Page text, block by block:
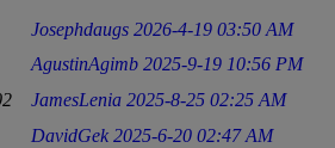
Josephdaugs 2026-4-19 03:50 AM
AgustinAgimb 2025-9-19 10:56 PM
JamesLenia 2025-8-25 02:25 AM
DavidGek 2025-6-20 02:47 AM